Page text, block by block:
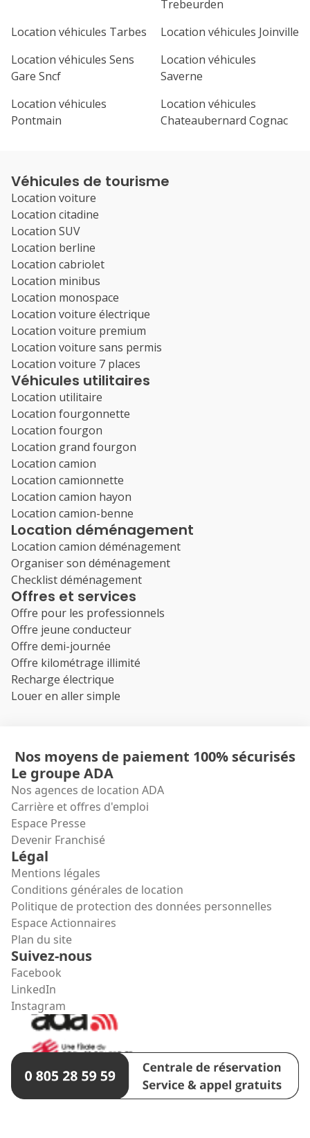
Trebeurden
Location véhicules Tarbes
Location véhicules Joinville
Location véhicules Sens
Gare Sncf
Location véhicules
Saverne
Location véhicules
Pontmain
Location véhicules
Chateaubernard Cognac
Véhicules de tourisme
Location voiture
Location citadine
Location SUV
Location berline
Location cabriolet
Location minibus
Location monospace
Location voiture électrique
Location voiture premium
Location voiture sans permis
Location voiture 7 places
Véhicules utilitaires
Location utilitaire
Location fourgonnette
Location fourgon
Location grand fourgon
Location camion
Location camionnette
Location camion hayon
Location camion-benne
Location déménagement
Location camion déménagement
Organiser son déménagement
Checklist déménagement
Offres et services
Offre pour les professionnels
Offre jeune conducteur
Offre demi-journée
Offre kilométrage illimité
Recharge électrique
Louer en aller simple
Nos moyens de paiement 100% sécurisés
Le groupe ADA
Nos agences de location ADA
Carrière et offres d'emploi
Espace Presse
Devenir Franchisé
Légal
Mentions légales
Conditions générales de location
Politique de protection des données personnelles
Espace Actionnaires
Plan du site
Suivez-nous
Facebook
LinkedIn
Instagram